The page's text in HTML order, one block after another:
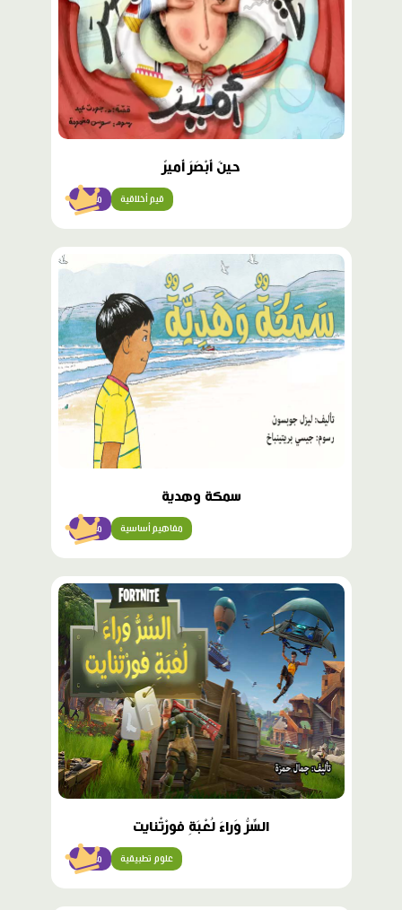
حينَ أَبْصَرَ أَميرٌ
متقدّم قيم أخلاقية
محتوى
مميّز
سمكة وهدية
متقدّم مفاهيم أساسية
محتوى
مميّز
السِّرُّ وَراءَ لُعْبَةِ فورْتْنايت
متقدّم علوم تطبيقية